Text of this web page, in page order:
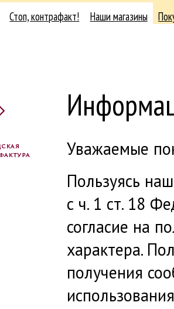
Стоп, контрафакт! Наши магазины
Уважаемые
Пользуясь
с ч. 1 ст. 18
согласие на
характера.
получения